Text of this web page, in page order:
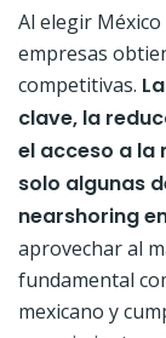
Al elegir
empresas
competitivas.
clave, la
el acceso a la
solo algunas
nearshoring
aprovechar al
fundamental
mexicano y